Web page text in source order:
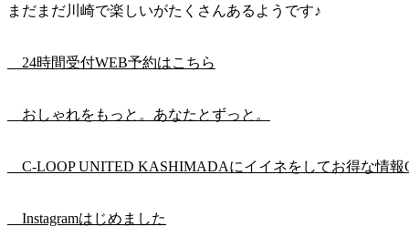
まだまだ川崎で楽しいがたくさんあるようです♪
24時間受付WEB予約はこちら
おしゃれをもっと。あなたとずっと。
C-LOOP UNITED KASHIMADAにイイネをしてお得な情報
Instagramはじめました